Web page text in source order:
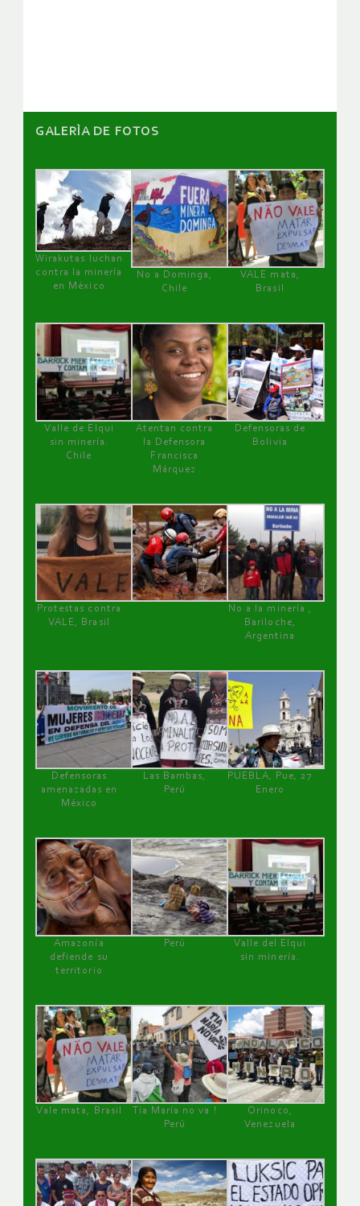
GALERÌA DE FOTOS
Wirakutas luchan
contra la minería
en México
No a Dominga,
Chile
VALE mata,
Brasil
Valle de Elqui
sin minería.
Chile
Atentan contra
la Defensora
Francisca
Márquez
Defensoras de
Bolivia
Protestas contra
VALE, Brasil
No a la minería ,
Bariloche,
Argentina
Defensoras
amenazadas en
México
Las Bambas,
Perú
PUEBLA, Pue, 27
Enero
Amazonía
defiende su
territorio
Perú
Valle del Elqui
sin minería.
Vale mata, Brasil
Tía María no va !
Perú
Orinoco,
Venezuela